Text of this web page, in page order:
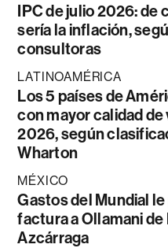
IPC de julio 2026: de
sería la inflación,
consultoras
LATINOAMÉRICA
Los 5 países de
con mayor calidad de
2026, según
Wharton
MÉXICO
Gastos del Mundial le
factura a Ollamani de
Azcárraga